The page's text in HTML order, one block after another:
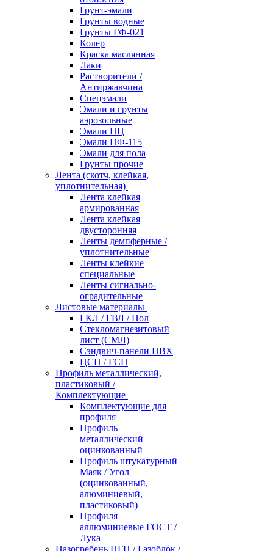
Грунт-эмали
Грунты водные
Грунты ГФ-021
Колер
Краска маслянная
Лаки
Растворители /
Антиржавчина
Спецэмали
Эмали и грунты
аэрозольные
Эмали НЦ
Эмали ПФ-115
Эмали для пола
Грунты прочие
Лента (скотч, клейкая,
уплотнительная)
Лента клейкая
армированная
Лента клейкая
двусторонняя
Ленты демпферные /
уплотнительные
Ленты клейкие
специальные
Ленты сигнально-
оградительные
Листовые материалы
ГКЛ / ГВЛ / Пол
Стекломагнезитовый
лист (СМЛ)
Сэндвич-панели ПВХ
ЦСП / ГСП
Профиль металлический,
пластиковый /
Комплектующие
Комплектующие для
профиля
Профиль
металлический
оцинкованный
Профиль штукатурный
Маяк / Угол
(оцинкованный,
алюминиевый,
пластиковый)
Профиля
аллюминиевые ГОСТ /
Лука
Пазогребень ПГП / Газоблок /